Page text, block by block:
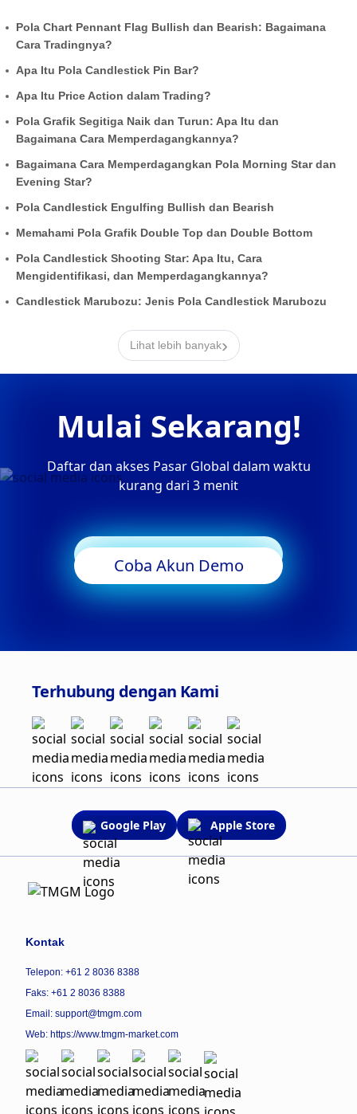
Pola Chart Pennant Flag Bullish dan Bearish: Bagaimana
Cara Tradingnya?
Apa Itu Pola Candlestick Pin Bar?
Apa Itu Price Action dalam Trading?
Pola Grafik Segitiga Naik dan Turun: Apa Itu dan
Bagaimana Cara Memperdagangkannya?
Bagaimana Cara Memperdagangkan Pola Morning Star dan
Evening Star?
Pola Candlestick Engulfing Bullish dan Bearish
Memahami Pola Grafik Double Top dan Double Bottom
Pola Candlestick Shooting Star: Apa Itu, Cara
Mengidentifikasi, dan Memperdagangkannya?
Candlestick Marubozu: Jenis Pola Candlestick Marubozu
Lihat lebih banyak›
Mulai Sekarang!
Daftar dan akses Pasar Global dalam waktu
kurang dari 3 menit
Mulai Trading
Coba Akun Demo
Terhubung dengan Kami
Google Play Apple Store
Kontak
Telepon: +61 2 8036 8388
Faks: +61 2 8036 8388
Email: support@tmgm.com
Web: https://www.tmgm-market.com